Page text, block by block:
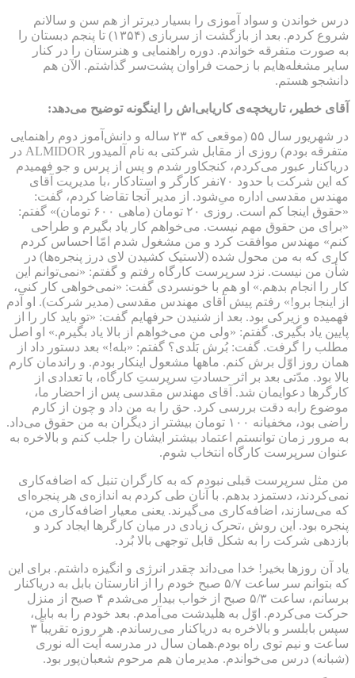
درس خواندن و سواد آموزی را بسیار دیرتر از هم سن و سالانم
شروع کردم. بعد از بازگشت از سربازی (۱۳۵۴) تا پنجم دبستان را
به صورت متفرقه خواندم. دوره‌ راهنمایی و هنرستان را در کنار
سایر مشغله‌هایم با زحمت فراوان پشت‌سر گذاشتم. الآن هم
دانشجو هستم.
آقای خطیر، تاریخچه‌ی کاریابی‌اش را اینگونه توضیح‌ می‌دهد:
در شهریور سال ۵۵ (موقعی که ۲۳ ساله و دانش‌آموز دوم راهنمایی
متفرقه بودم) روزی از مقابل شرکتی به نام آلمیدور ALMIDOR در
دریاکنار عبور می‌کردم، کنجکاور شدم و پس از پرس و جو فهمیدم
که این شرکت با حدود ۷۰نفر کارگر و استادکار ،با مدیریت آقای
مهندس مقدسی اداره می‌ِشود. از مدیر آنجا تقاضا کردم، گفت:
«حقوق اینجا کم است. روزی ۲۰ تومان (ماهی ۶۰۰ تومان)» گفتم:
«برای من حقوق مهم نیست. می‌خواهم کار یاد بگیرم و طراحی
کنم» مهندس موافقت کرد و من مشغول شدم امّا احساس کردم
کاری که به من محول شده (لاستیک کشیدن لای درز پنجره‌ها) در
شأن من نیست. نزد سرپرست کارگاه رفتم و گفتم: «نمی‌توانم این
کار را انجام بدهم.» او هم با خونسردی گفت: «نمی‌خواهی کار کنی،
از اینجا برو!» رفتم پیش آقای مهندس مقدسی (مدیر شرکت). او آدم
فهمیده و زیرکی بود. بعد از شنیدن حرفهایم گفت: «تو باید کار را از
پایین یاد بگیری. گفتم: «ولی من می‌خواهم از بالا یاد بگیرم.» او اصل
مطلب را گرفت. گفت: بُرش بَلَدی؟ گفتم: «بله!» بعد دستور داد از
همان روز اوّل برش کنم. ماهها مشعول اینکار بودم. و راندمان کارم
بالا بود. مدّتی بعد بر اثر حسادتِ سرپرستِ کارگاه، با تعدادی از
کارگرها دعوایمان شد. آقای مهندس مقدسی پس از احضار ما،
موضوع رابه دقت بررسی کرد. حق را به من داد و چون از کارم
راضی بود، مخفیانه ۱۰۰ تومان بیشتر از دیگران به من حقوق می‌داد.
به مرور زمان توانستم اعتماد بیشتر ایشان را جلب کنم و بالاخره به
عنوان سرپرست کارگاه انتخاب شوم.
من مثل سرپرست قبلی نبودم که به کارگران تنبل که اضافه‌کاری
نمی‌کردند، دستمزد بدهم. با آنان طی کردم به اندازه‌ی هر پنجره‌ای
که می‌سازند، اضافه‌کاری می‌گیرند. یعنی معیار اضافه‌کاری من،
پنجره بود. این روش ،تحرک زیادی در میان کارگرها ایجاد کرد و
بازدهی شرکت را به شکل قابل توجهی بالا بُرد.
یاد آن روزها بخیر! خدا می‌داند چقدر انرژی و انگیزه داشتم. برای این
که بتوانم سر ساعت ۵/۷ صبح خودم را از انارستان بابل به دریاکنار
برسانم، ساعت ۵/۳ صبح از خواب بیدار می‌شدم ۴ صبح از منزل
حرکت می‌کردم. اوّل به هلیدشت می‌آمدم. بعد خودم را به بابل،
سپس بابلسر و بالاخره به دریاکنار می‌رساندم. هر روزه تقریباً ۳
ساعت و نیم توی راه بودم.همان سال در مدرسه آیت اله نوری
(شبانه) درس می‌خواندم. مدیرمان هم مرحوم شعبان‌پور بود.